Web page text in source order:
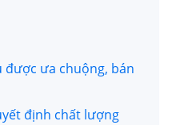
được ưa chuộng, bán
định chất lượng